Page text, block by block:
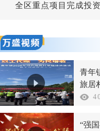
全区重点项目完成投
青年
旅居
设以
“强